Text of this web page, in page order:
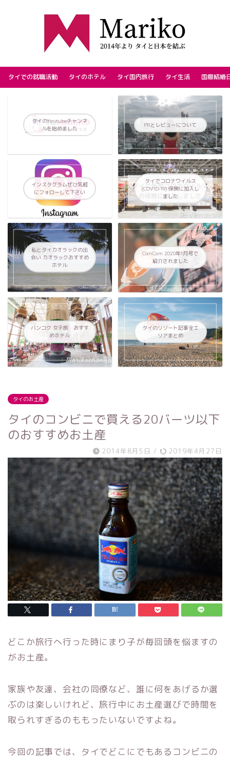
タイでの就職活動 タイのホテル タイ国内旅行 タイ生活 国際結婚
タイのYoutubeチャンネ
ルを始めました
PRとレビューについて
インスタグラムぜひ気軽
にフォローして下さい
タイでコロナウイルス
(COVID-19) 保険に加入し
ました
私とタイカオラックの出
会い カオラックおすすめ
ホテル
CanCam 2020年1月号で
紹介されました
バンコク 女子旅 おすす
めホテル
タイのリゾート記事全エ
リアまとめ
タイのお土産
タイのコンビニで買える20バーツ以下
のおすすめお土産
2014年8月5日 / 2019年4月27日
どこか旅行へ行った時にまり子が毎回頭を悩ますの
がお土産。
家族や友達、会社の同僚など、誰に何をあげるか選
ぶのは楽しいけれど、旅行中にお土産選びで時間を
取られすぎるのももったいないですよね。
今回の記事では、タイでどこにでもあるコンビニの